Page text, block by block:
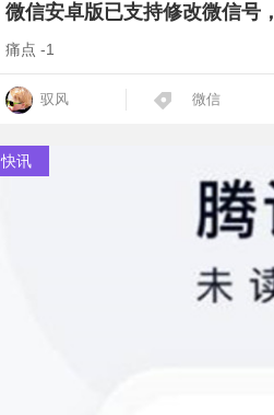
微信安卓版已支持修改微信号
痛点 -1
驭风 微信
快讯